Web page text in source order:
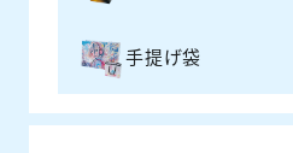
手提げ袋